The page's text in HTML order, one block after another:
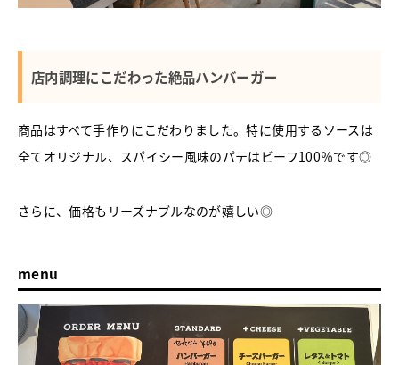
店内調理にこだわった絶品ハンバーガー
商品はすべて手作りにこだわりました。特に使用するソースは
全てオリジナル、スパイシー風味のパテはビーフ100％です◎
さらに、価格もリーズナブルなのが嬉しい◎
menu